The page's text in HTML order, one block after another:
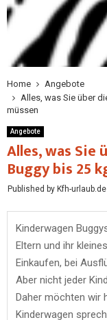
Home
Angebote
Alles, was Sie über
müssen
Angebote
Alles, was Sie
Buggy bis 25
Published by Kfh-urlaub.de
Kinderwagen
Eltern und ihr
Einkaufen, bei
Aber nicht jeder
Daher möchten wir
Kinderwagen